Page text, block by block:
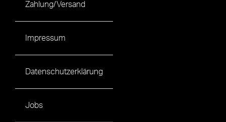
Zahlung/Versand
Impressum
Datenschutzerklärung
Jobs